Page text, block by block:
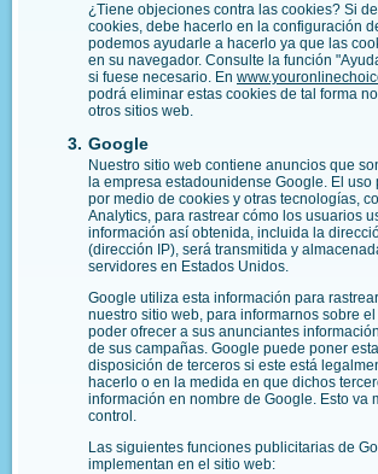
¿Tiene objeciones contra las cookies? Si
cookies, debe hacerlo en la configuración
podemos ayudarle a hacerlo ya que las
en su navegador. Consulte la función
si fuese necesario. En
podrá eliminar estas cookies de tal forma
otros sitios web.
Google
Nuestro sitio web contiene anuncios que
la empresa estadounidense Google. El
por medio de cookies y otras tecnologías,
Analytics, para rastrear cómo los usuarios
información así obtenida, incluida la
(dirección IP), será transmitida y
servidores en Estados Unidos.
Google utiliza esta información para
nuestro sitio web, para informarnos sobre
poder ofrecer a sus anunciantes
de sus campañas. Google puede poner
disposición de terceros si este está
hacerlo o en la medida en que dichos
información en nombre de Google. Esto va
control.
Las siguientes funciones publicitarias de
implementan en el sitio web: